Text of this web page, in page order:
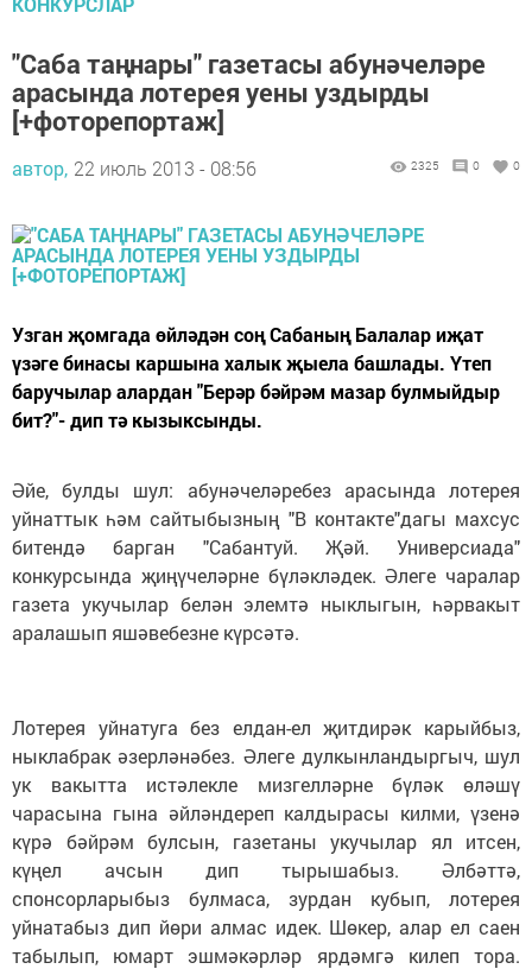
"Саба таңнары" газетасы абунәчеләре
арасында лотерея уены уздырды
[+фоторепортаж]
автор, 22 июль 2013 - 08:56 2325 0 0
Узган җомгада өйләдән соң Сабаның Балалар иҗат
үзәге бинасы каршына халык җыела башлады. Үтеп
баручылар алардан "Берәр бәйрәм мазар булмыйдыр
бит?"- дип тә кызыксынды.
Әйе, булды шул: абунәчеләребез арасында лотерея
уйнаттык һәм сайтыбызның "В контакте"дагы махсус
битендә барган "Сабантуй. Җәй. Универсиада"
конкурсында җиңүчеләрне бүләкләдек. Әлеге чара­лар
газета укучылар белән элемтә ныклыгын, һәрвакыт
аралашып яшәвебезне күрсәтә.
Лотерея уйнатуга без елдан-ел җитдирәк карыйбыз,
ныклабрак әзерлә­нәбез. Әлеге дулкынландыргыч, шул
ук вакытта истәлекле мизгелләрне бүләк өләшү
чарасына гына әйләндереп калдырасы килми, үзенә
күрә бәйрәм булсын, газетаны укучылар ял итсен,
күңел ачсын дип тырышабыз. Әлбәттә,
спонсорларыбыз булмаса, зурдан кубып, лотерея
уйнатабыз дип йөри алмас идек. Шөкер, алар ел саен
табылып, юмарт эшмәкәрләр ярдәмгә килеп тора.